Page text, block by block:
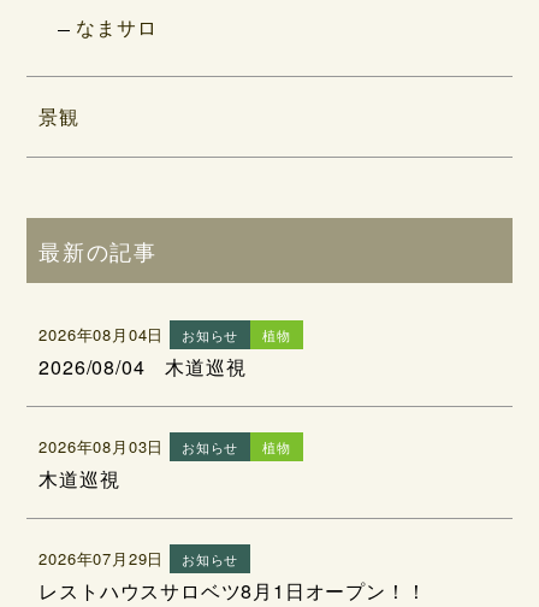
なまサロ
景観
最新の記事
2026年08月04日 お知らせ 植物
2026/08/04 木道巡視
2026年08月03日 お知らせ 植物
木道巡視
2026年07月29日 お知らせ
レストハウスサロベツ8月1日オープン！！